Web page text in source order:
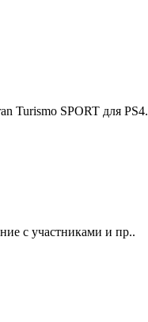
Turismo SPORT для PS4.
с участниками и пр..